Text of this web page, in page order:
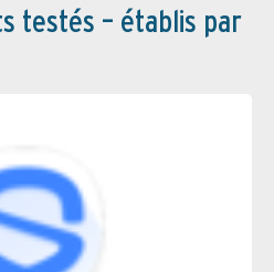
testés – établis par